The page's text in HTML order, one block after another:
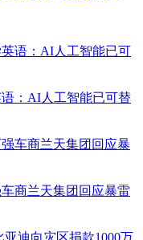
：AI人工智能已可替
商兰天集团回应暴雷